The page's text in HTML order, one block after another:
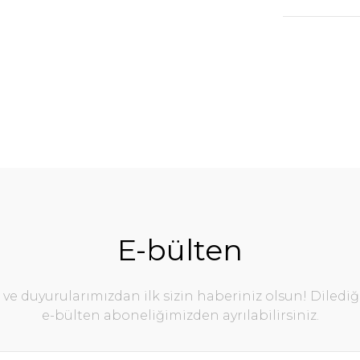
E-bülten
ve duyurularımızdan ilk sizin haberiniz olsun!
e-bülten aboneliğimizden ayrılabilirsiniz.